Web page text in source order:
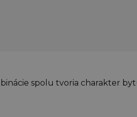
spolu tvoria charakter